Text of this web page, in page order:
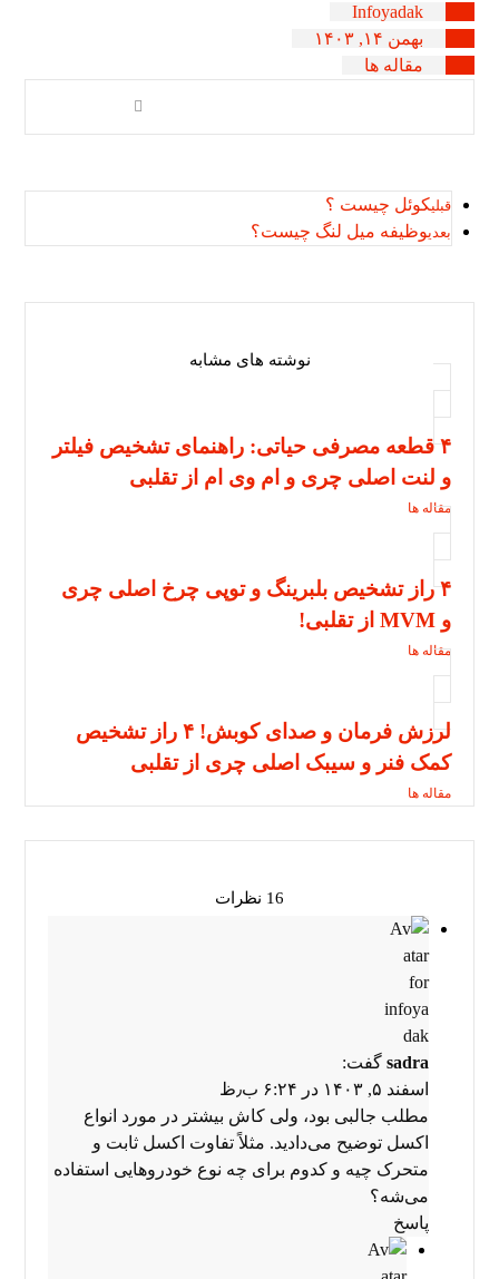
Infoyadak
بهمن ۱۴, ۱۴۰۳
مقاله ها
قبلیکوئل چیست ؟
بعدیوظیفه میل لنگ چیست؟
نوشته های مشابه
۴ قطعه مصرفی حیاتی: راهنمای تشخیص فیلتر
و لنت اصلی چری و ام وی ام از تقلبی
مقاله ها
۴ راز تشخیص بلبرینگ و توپی چرخ اصلی چری
و MVM از تقلبی!
مقاله ها
لرزش فرمان و صدای کوبش! ۴ راز تشخیص
کمک فنر و سیبک اصلی چری از تقلبی
مقاله ها
16 نظرات
sadra گفت:
اسفند ۵, ۱۴۰۳ در ۶:۲۴ ب٫ظ
مطلب جالبی بود، ولی کاش بیشتر در مورد انواع
اکسل توضیح می‌دادید. مثلاً تفاوت اکسل ثابت و
متحرک چیه و کدوم برای چه نوع خودروهایی استفاده
می‌شه؟
پاسخ